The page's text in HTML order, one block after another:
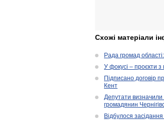
Схожі матеріали
Рада громад
У фокусі – проєкти з
Підписано договір
Кент
Депутати
громадянин
Відбулося засідання